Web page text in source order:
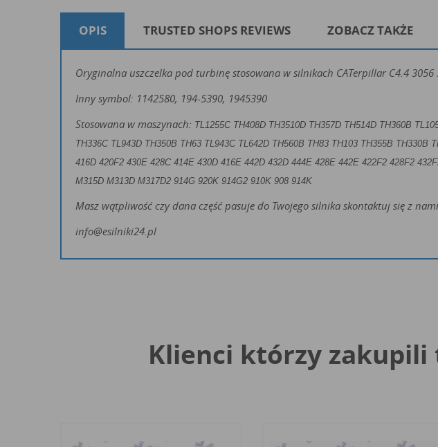
OPIS TRUSTED SHOPS REVIEWS ZOBACZ TAKŻE
Oryginalna uszczelka pod turbinę stosowana w silnikach CATerpillar C4.4 3056
Inny symbol: 1142580, 194-5390, 1945390
Stosowana w maszynach: TL1255C TH408D TH3510D TH357D TH514D TH360B
TH336C TL943D TH350B TH63 TL943C TL642D TH560B TH83 TH103 TH355B TH330B
416D 420F2 430E 428C 414E 430D 416E 442D 432D 444E 428E 442E 422F2 428F2
M315D M313D M317D2 914G 920K 914G2 910K 908 914K
Masz wątpliwość czy dana część pasuje do Twojego silnika skontaktuj się z
info@esilniki24.pl
Klienci którzy